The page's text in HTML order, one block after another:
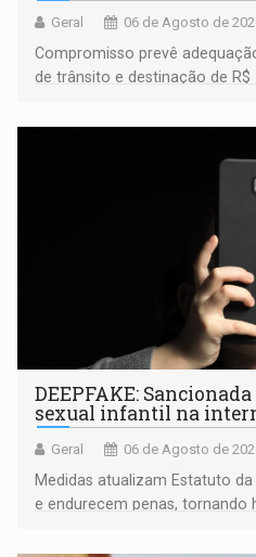
Geral 06 de Agosto de
Compromisso prevê
de trânsito e destinação de
DEEPFAKE:
sexual infantil na
Geral 06 de Agosto de
Medidas atualizam Estatuto
e endurecem penas, tornando